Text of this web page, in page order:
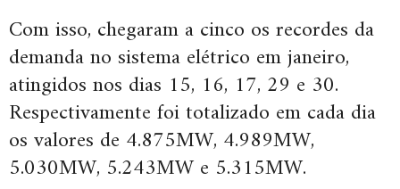
Com isso, chegaram a cinco os recordes da
demanda no sistema elétrico em janeiro,
atingidos nos dias 15, 16, 17, 29 e 30.
Respectivamente foi totalizado em cada dia
os valores de 4.875MW, 4.989MW,
5.030MW, 5.243MW e 5.315MW.